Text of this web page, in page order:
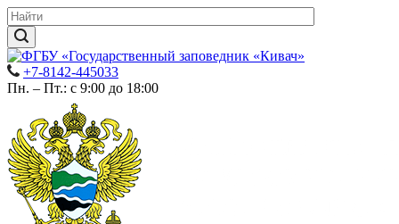
+7-8142-445033
Пн. – Пт.: с 9:00 до 18:00